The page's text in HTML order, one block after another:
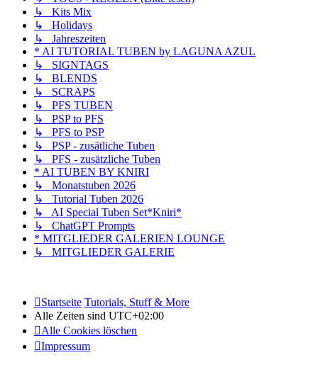
↳ Kits Mix
↳ Holidays
↳ Jahreszeiten
* AI TUTORIAL TUBEN by LAGUNA AZUL
↳ SIGNTAGS
↳ BLENDS
↳ SCRAPS
↳ PFS TUBEN
↳ PSP to PFS
↳ PFS to PSP
↳ PSP - zusätliche Tuben
↳ PFS - zusätzliche Tuben
* AI TUBEN BY KNIRI
↳ Monatstuben 2026
↳ Tutorial Tuben 2026
↳ AI Special Tuben Set*Kniri*
↳ ChatGPT Prompts
* MITGLIEDER GALERIEN LOUNGE
↳ MITGLIEDER GALERIE
Startseite Tutorials, Stuff & More
Alle Zeiten sind UTC+02:00
Alle Cookies löschen
Impressum